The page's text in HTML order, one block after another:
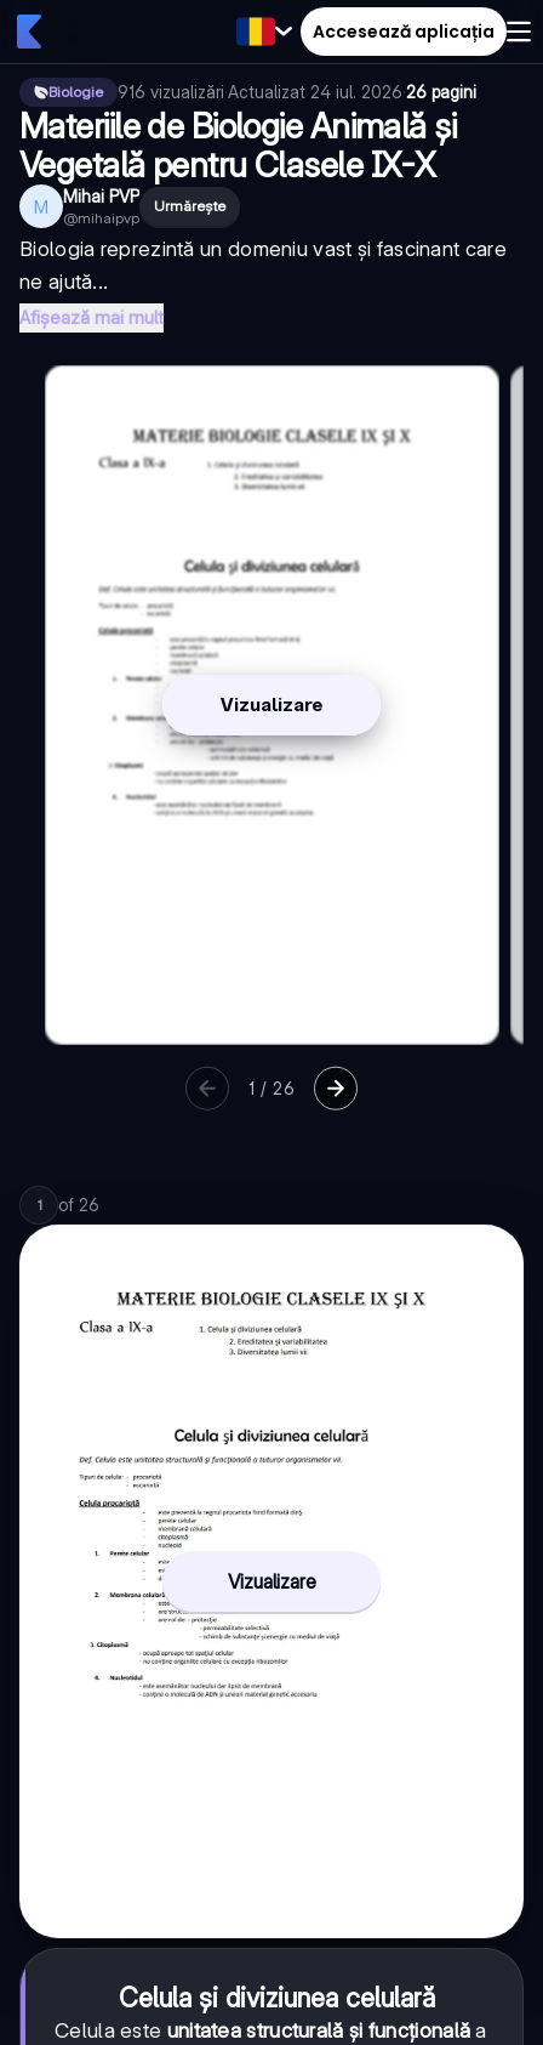
Accesează aplicația
Biologie 916 vizualizări·Actualizat 24 iul. 2026·26 pagini
Materiile de Biologie Animală și
Vegetală pentru Clasele IX-X
M Mihai PVP
@mihaipvp
Urmărește
Biologia reprezintă un domeniu vast și fascinant care
ne ajută...
Afișează mai mult
Vizualizare
1 / 26
1 of 26
Vizualizare
Celula și diviziunea celulară
Celula este unitatea structurală și funcțională a